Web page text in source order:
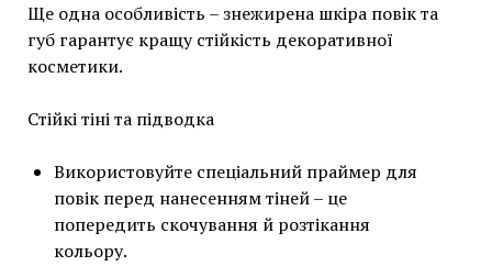
Ще одна особливість – знежирена шкіра повік та
губ гарантує кращу стійкість декоративної
косметики.
Стійкі тіні та підводка
Використовуйте спеціальний праймер для
повік перед нанесенням тіней – це
попередить скочування й розтікання
кольору.